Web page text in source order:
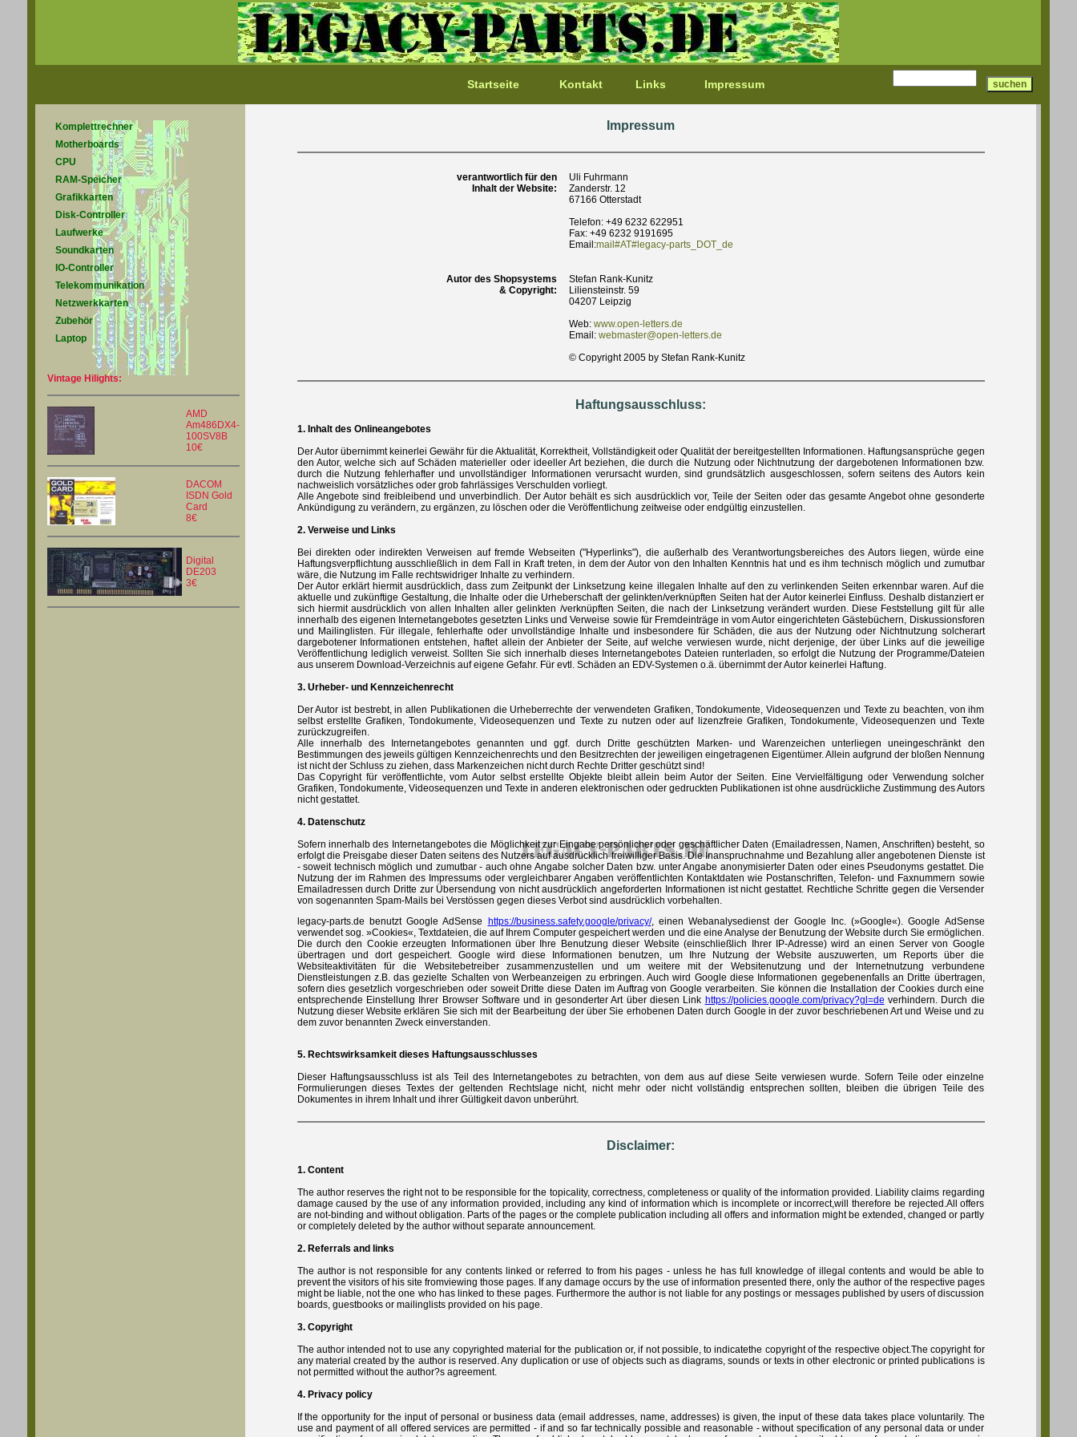
Startseite Kontakt Links Impressum
Komplettrechner
Motherboards
CPU
RAM-Speicher
Grafikkarten
Disk-Controller
Laufwerke
Soundkarten
IO-Controller
Telekommunikation
Netzwerkkarten
Zubehör
Laptop
Vintage Hilights:
AMD
Am486DX4-
100SV8B
10€
DACOM
ISDN Gold
Card
8€
Digital
DE203
3€
Impressum
verantwortlich für den
Inhalt der Website:
Uli Fuhrmann
Zanderstr. 12
67166 Otterstadt
Telefon: +49 6232 622951
Fax: +49 6232 9191695
Email:mail#AT#legacy-parts_DOT_de
Autor des Shopsystems
& Copyright:
Stefan Rank-Kunitz
Liliensteinstr. 59
04207 Leipzig
Web: www.open-letters.de
Email: webmaster@open-letters.de
© Copyright 2005 by Stefan Rank-Kunitz
Haftungsausschluss:
1. Inhalt des Onlineangebotes
Der Autor übernimmt keinerlei Gewähr für die Aktualität, Korrektheit, Vollständigkeit oder Qualität der bereitgestellten Informationen. Haftungsansprüche gegen
den Autor, welche sich auf Schäden materieller oder ideeller Art beziehen, die durch die Nutzung oder Nichtnutzung der dargebotenen Informationen bzw.
durch die Nutzung fehlerhafter und unvollständiger Informationen verursacht wurden, sind grundsätzlich ausgeschlossen, sofern seitens des Autors kein
nachweislich vorsätzliches oder grob fahrlässiges Verschulden vorliegt.
Alle Angebote sind freibleibend und unverbindlich. Der Autor behält es sich ausdrücklich vor, Teile der Seiten oder das gesamte Angebot ohne gesonderte
Ankündigung zu verändern, zu ergänzen, zu löschen oder die Veröffentlichung zeitweise oder endgültig einzustellen.
2. Verweise und Links
Bei direkten oder indirekten Verweisen auf fremde Webseiten ("Hyperlinks"), die außerhalb des Verantwortungsbereiches des Autors liegen, würde eine
Haftungsverpflichtung ausschließlich in dem Fall in Kraft treten, in dem der Autor von den Inhalten Kenntnis hat und es ihm technisch möglich und zumutbar
wäre, die Nutzung im Falle rechtswidriger Inhalte zu verhindern.
Der Autor erklärt hiermit ausdrücklich, dass zum Zeitpunkt der Linksetzung keine illegalen Inhalte auf den zu verlinkenden Seiten erkennbar waren. Auf die
aktuelle und zukünftige Gestaltung, die Inhalte oder die Urheberschaft der gelinkten/verknüpften Seiten hat der Autor keinerlei Einfluss. Deshalb distanziert er
sich hiermit ausdrücklich von allen Inhalten aller gelinkten /verknüpften Seiten, die nach der Linksetzung verändert wurden. Diese Feststellung gilt für alle
innerhalb des eigenen Internetangebotes gesetzten Links und Verweise sowie für Fremdeinträge in vom Autor eingerichteten Gästebüchern, Diskussionsforen
und Mailinglisten. Für illegale, fehlerhafte oder unvollständige Inhalte und insbesondere für Schäden, die aus der Nutzung oder Nichtnutzung solcherart
dargebotener Informationen entstehen, haftet allein der Anbieter der Seite, auf welche verwiesen wurde, nicht derjenige, der über Links auf die jeweilige
Veröffentlichung lediglich verweist. Sollten Sie sich innerhalb dieses Internetangebotes Dateien runterladen, so erfolgt die Nutzung der Programme/Dateien
aus unserem Download-Verzeichnis auf eigene Gefahr. Für evtl. Schäden an EDV-Systemen o.ä. übernimmt der Autor keinerlei Haftung.
3. Urheber- und Kennzeichenrecht
Der Autor ist bestrebt, in allen Publikationen die Urheberrechte der verwendeten Grafiken, Tondokumente, Videosequenzen und Texte zu beachten, von ihm
selbst erstellte Grafiken, Tondokumente, Videosequenzen und Texte zu nutzen oder auf lizenzfreie Grafiken, Tondokumente, Videosequenzen und Texte
zurückzugreifen.
Alle innerhalb des Internetangebotes genannten und ggf. durch Dritte geschützten Marken- und Warenzeichen unterliegen uneingeschränkt den
Bestimmungen des jeweils gültigen Kennzeichenrechts und den Besitzrechten der jeweiligen eingetragenen Eigentümer. Allein aufgrund der bloßen Nennung
ist nicht der Schluss zu ziehen, dass Markenzeichen nicht durch Rechte Dritter geschützt sind!
Das Copyright für veröffentlichte, vom Autor selbst erstellte Objekte bleibt allein beim Autor der Seiten. Eine Vervielfältigung oder Verwendung solcher
Grafiken, Tondokumente, Videosequenzen und Texte in anderen elektronischen oder gedruckten Publikationen ist ohne ausdrückliche Zustimmung des Autors
nicht gestattet.
4. Datenschutz
Sofern innerhalb des Internetangebotes die Möglichkeit zur Eingabe persönlicher oder geschäftlicher Daten (Emailadressen, Namen, Anschriften) besteht, so
erfolgt die Preisgabe dieser Daten seitens des Nutzers auf ausdrücklich freiwilliger Basis. Die Inanspruchnahme und Bezahlung aller angebotenen Dienste ist
- soweit technisch möglich und zumutbar - auch ohne Angabe solcher Daten bzw. unter Angabe anonymisierter Daten oder eines Pseudonyms gestattet. Die
Nutzung der im Rahmen des Impressums oder vergleichbarer Angaben veröffentlichten Kontaktdaten wie Postanschriften, Telefon- und Faxnummern sowie
Emailadressen durch Dritte zur Übersendung von nicht ausdrücklich angeforderten Informationen ist nicht gestattet. Rechtliche Schritte gegen die Versender
von sogenannten Spam-Mails bei Verstössen gegen dieses Verbot sind ausdrücklich vorbehalten.
legacy-parts.de benutzt Google AdSense
https://business.safety.google/privacy/, einen Webanalysedienst der Google Inc. (»Google«). Google AdSense
verwendet sog. »Cookies«, Textdateien, die auf Ihrem Computer gespeichert werden und die eine Analyse der Benutzung der Website durch Sie ermöglichen.
Die durch den Cookie erzeugten Informationen über Ihre Benutzung dieser Website (einschließlich Ihrer IP-Adresse) wird an einen Server von Google
übertragen und dort gespeichert. Google wird diese Informationen benutzen, um Ihre Nutzung der Website auszuwerten, um Reports über die
Websiteaktivitäten für die Websitebetreiber zusammenzustellen und um weitere mit der Websitenutzung und der Internetnutzung verbundene
Dienstleistungen z.B. das gezielte Schalten von Werbeanzeigen zu erbringen. Auch wird Google diese Informationen gegebenenfalls an Dritte übertragen,
sofern dies gesetzlich vorgeschrieben oder soweit Dritte diese Daten im Auftrag von Google verarbeiten. Sie können die Installation der Cookies durch eine
entsprechende Einstellung Ihrer Browser Software und in gesonderter Art über diesen Link https://policies.google.com/privacy?gl=de verhindern. Durch die
Nutzung dieser Website erklären Sie sich mit der Bearbeitung der über Sie erhobenen Daten durch Google in der zuvor beschriebenen Art und Weise und zu
dem zuvor benannten Zweck einverstanden.
5. Rechtswirksamkeit dieses Haftungsausschlusses
Dieser Haftungsausschluss ist als Teil des Internetangebotes zu betrachten, von dem aus auf diese Seite verwiesen wurde. Sofern Teile oder einzelne
Formulierungen dieses Textes der geltenden Rechtslage nicht, nicht mehr oder nicht vollständig entsprechen sollten, bleiben die übrigen Teile des
Dokumentes in ihrem Inhalt und ihrer Gültigkeit davon unberührt.
Disclaimer:
1. Content
The author reserves the right not to be responsible for the topicality, correctness, completeness or quality of the information provided. Liability claims regarding
damage caused by the use of any information provided, including any kind of information which is incomplete or incorrect,will therefore be rejected.All offers
are not-binding and without obligation. Parts of the pages or the complete publication including all offers and information might be extended, changed or partly
or completely deleted by the author without separate announcement.
2. Referrals and links
The author is not responsible for any contents linked or referred to from his pages - unless he has full knowledge of illegal contents and would be able to
prevent the visitors of his site fromviewing those pages. If any damage occurs by the use of information presented there, only the author of the respective pages
might be liable, not the one who has linked to these pages. Furthermore the author is not liable for any postings or messages published by users of discussion
boards, guestbooks or mailinglists provided on his page.
3. Copyright
The author intended not to use any copyrighted material for the publication or, if not possible, to indicatethe copyright of the respective object.The copyright for
any material created by the author is reserved. Any duplication or use of objects such as diagrams, sounds or texts in other electronic or printed publications is
not permitted without the author?s agreement.
4. Privacy policy
If the opportunity for the input of personal or business data (email addresses, name, addresses) is given, the input of these data takes place voluntarily. The
use and payment of all offered services are permitted - if and so far technically possible and reasonable - without specification of any personal data or under